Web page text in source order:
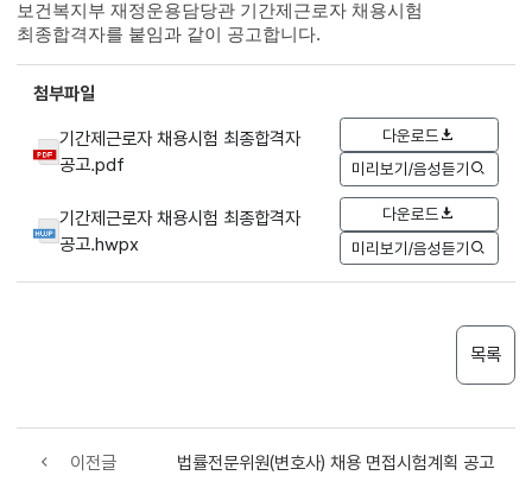
보건복지부 재정운용담당관 기간제근로자 채용시험
최종합격자를 붙임과 같이 공고합니다.
첨부파일
기간제근로자 채용시험 최종합격자
공고.pdf
다운로드
미리보기/음성듣기
기간제근로자 채용시험 최종합격자
공고.hwpx
다운로드
미리보기/음성듣기
목록
이전글 법률전문위원(변호사) 채용 면접시험계획 공고